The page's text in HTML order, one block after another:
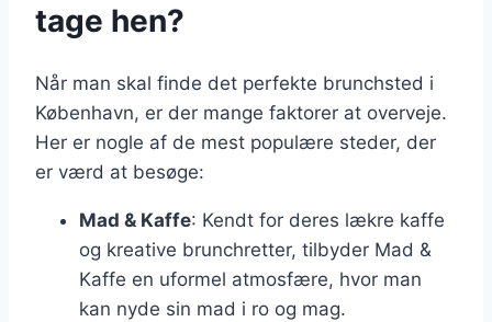
tage hen?
Når man skal finde det perfekte brunchsted i
København, er der mange faktorer at overveje.
Her er nogle af de mest populære steder, der
er værd at besøge:
Mad & Kaffe: Kendt for deres lækre kaffe
og kreative brunchretter, tilbyder Mad &
Kaffe en uformel atmosfære, hvor man
kan nyde sin mad i ro og mag.